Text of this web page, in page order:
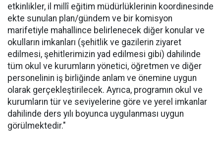
etkinlikler, il millî eğitim müdürlüklerinin koordinesinde
ekte sunulan plan/gündem ve bir komisyon
marifetiyle mahallince belirlenecek diğer konular ve
okulların imkanları (şehitlik ve gazilerin ziyaret
edilmesi, şehitlerimizin yad edilmesi gibi) dahilinde
tüm okul ve kurumların yönetici, öğretmen ve diğer
personelinin iş birliğinde anlam ve önemine uygun
olarak gerçekleştirilecek. Ayrıca, programın okul ve
kurumların tür ve seviyelerine göre ve yerel imkanlar
dahilinde ders yılı boyunca uygulanması uygun
görülmektedir."